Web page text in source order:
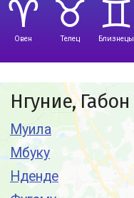
Овен Телец Близнецы
Нгуние, Габон
Муила
Мбуку
Нденде